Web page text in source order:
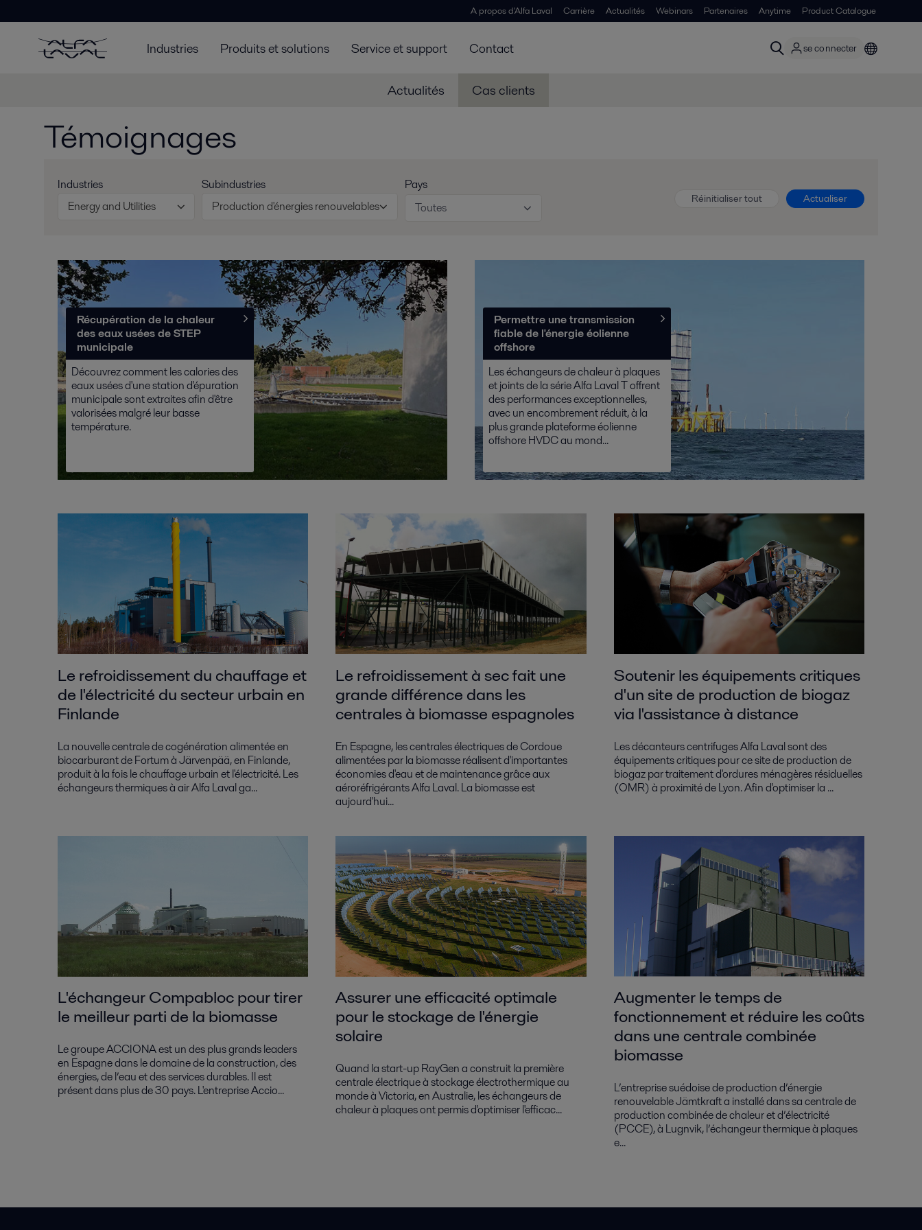
A propos d'Alfa Laval Carrière Actualités Webinars Partenaires Anytime Product Catalogue
Industries Produits et solutions Service et support Contact se connecter
Actualités Cas clients
Témoignages
Industries
Energy and Utilities
Subindustries
Production d'énergies renouvelables
Pays
Toutes
Réinitialiser tout Actualiser
Récupération de la chaleur
des eaux usées de STEP
municipale
Découvrez comment les calories des
eaux usées d'une station d'épuration
municipale sont extraites afin d'être
valorisées malgré leur basse
température.
Permettre une transmission
fiable de l'énergie éolienne
offshore
Les échangeurs de chaleur à plaques
et joints de la série Alfa Laval T offrent
des performances exceptionnelles,
avec un encombrement réduit, à la
plus grande plateforme éolienne
offshore HVDC au mond...
Le refroidissement du chauffage et
de l'électricité du secteur urbain en
Finlande
La nouvelle centrale de cogénération alimentée en
biocarburant de Fortum à Järvenpää, en Finlande,
produit à la fois le chauffage urbain et l'électricité. Les
échangeurs thermiques à air Alfa Laval ga...
Le refroidissement à sec fait une
grande différence dans les
centrales à biomasse espagnoles
En Espagne, les centrales électriques de Cordoue
alimentées par la biomasse réalisent d'importantes
économies d'eau et de maintenance grâce aux
aéroréfrigérants Alfa Laval. La biomasse est
aujourd'hui...
Soutenir les équipements critiques
d'un site de production de biogaz
via l'assistance à distance
Les décanteurs centrifuges Alfa Laval sont des
équipements critiques pour ce site de production de
biogaz par traitement d'ordures ménagères résiduelles
(OMR) à proximité de Lyon. Afin d'optimiser la ...
L'échangeur Compabloc pour tirer
le meilleur parti de la biomasse
Le groupe ACCIONA est un des plus grands leaders
en Espagne dans le domaine de la construction, des
énergies, de l’eau et des services durables. Il est
présent dans plus de 30 pays. L'entreprise Accio...
Assurer une efficacité optimale
pour le stockage de l'énergie
solaire
Quand la start-up RayGen a construit la première
centrale électrique à stockage électrothermique au
monde à Victoria, en Australie, les échangeurs de
chaleur à plaques ont permis d'optimiser l'efficac...
Augmenter le temps de
fonctionnement et réduire les coûts
dans une centrale combinée
biomasse
L’entreprise suédoise de production d’énergie
renouvelable Jämtkraft a installé dans sa centrale de
production combinée de chaleur et d’électricité
(PCCE), à Lugnvik, l’échangeur thermique à plaques
e...